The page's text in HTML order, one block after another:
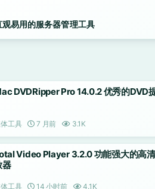
易用的服务器管理工具
DVDRipper Pro 14.0.2 优秀的DVD
工具 7 月前 3.1K
Video Player 3.2.0 功能强大的高
器
工具 14 小时前 4.1K